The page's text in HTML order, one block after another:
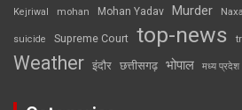
Kejriwal mohan Mohan Yadav Murder
suicide Supreme Court top-news
Weather इंदौर छत्तीसगढ़ भोपाल मध्य प्रदेश